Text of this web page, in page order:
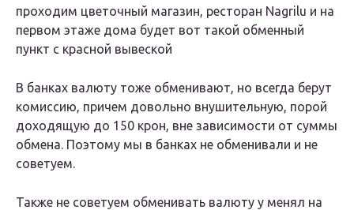
проходим цветочный магазин, ресторан Nagrilu и на
первом этаже дома будет вот такой обменный
пункт с красной вывеской
В банках валюту тоже обменивают, но всегда берут
комиссию, причем довольно внушительную, порой
доходящую до 150 крон, вне зависимости от суммы
обмена. Поэтому мы в банках не обменивали и не
советуем.
Также не советуем обменивать валюту у менял на